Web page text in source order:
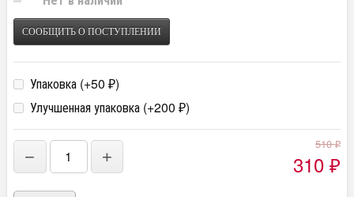
СООБЩИТЬ О ПОСТУПЛЕНИИ
Упаковка (+50 ₽)
Улучшенная упаковка (+200 ₽)
− +
510₽
310 ₽